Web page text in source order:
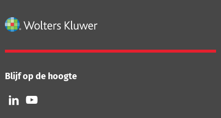
Blijf op de hoogte
Volg
ons
Volg
ons